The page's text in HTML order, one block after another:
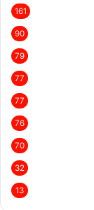
161
90
79
77
77
76
70
32
13